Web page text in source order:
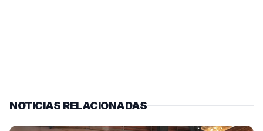
NOTICIAS RELACIONADAS